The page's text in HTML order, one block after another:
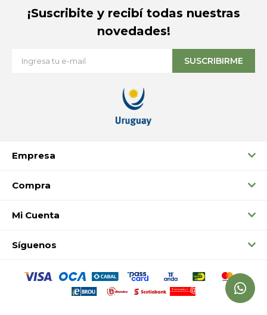
Empresa
Compra
Mi Cuenta
Síguenos
¡Suscribite y recibí todas nuestras
novedades!
SUSCRIBIRME